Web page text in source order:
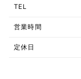
TEL
営業時間
定休日